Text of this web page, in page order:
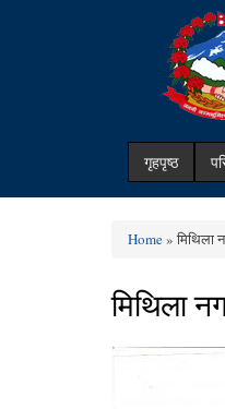
गृहपृष्ठ
Home» मिथिला
मिथिला